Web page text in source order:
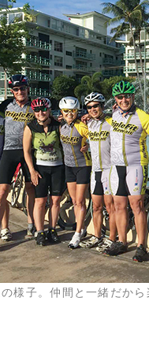
様子。仲間と一緒だか